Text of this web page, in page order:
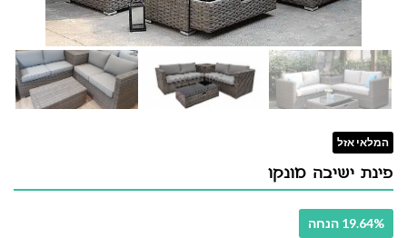
המלאי אזל
פינת ישיבה מונקו
19.64% הנחה